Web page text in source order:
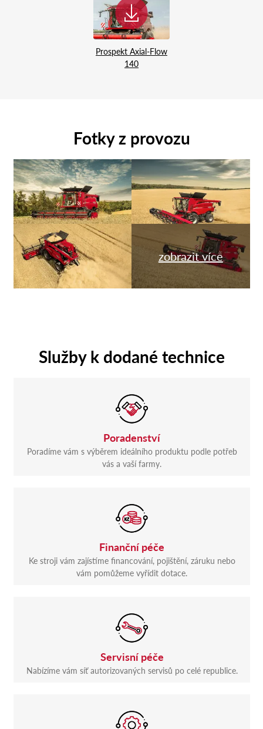
Prospekt Axial-Flow
140
Fotky z provozu
zobrazit více
Služby k dodané technice
Poradenství
Poradíme vám s výběrem ideálního produktu podle potřeb
vás a vaší farmy.
Finanční péče
Ke stroji vám zajístíme financování, pojištění, záruku nebo
vám pomůžeme vyřídit dotace.
Servisní péče
Nabízíme vám síť autorizovaných servisů po celé republice.